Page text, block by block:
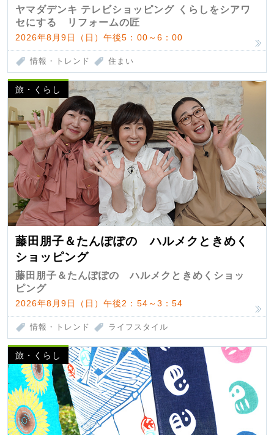
匠 第7弾
ヤマダデンキ テレビショッピング くらしをシアワ
セにする リフォームの匠
2026年8月9日（日）午後5：00～6：00
情報・トレンド 住まい
旅・くらし
藤田朋子＆たんぽぽの ハルメクときめく
ショッピング
藤田朋子＆たんぽぽの ハルメクときめくショッ
ピング
2026年8月9日（日）午後2：54～3：54
情報・トレンド ライフスタイル
旅・くらし